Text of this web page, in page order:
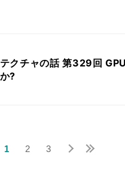
クチャの話 第329回
?
1 2 3